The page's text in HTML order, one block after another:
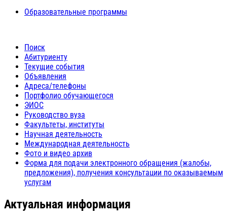
Образовательные программы
Поиск
Абитуриенту
Текущие события
Объявления
Адреса/телефоны
Портфолио обучающегося
ЭИОС
Руководство вуза
Факультеты, институты
Научная деятельность
Международная деятельность
Фото и видео архив
Форма для подачи электронного обращения (жалобы,
предложения), получения консультации по оказываемым
услугам
Актуальная информация